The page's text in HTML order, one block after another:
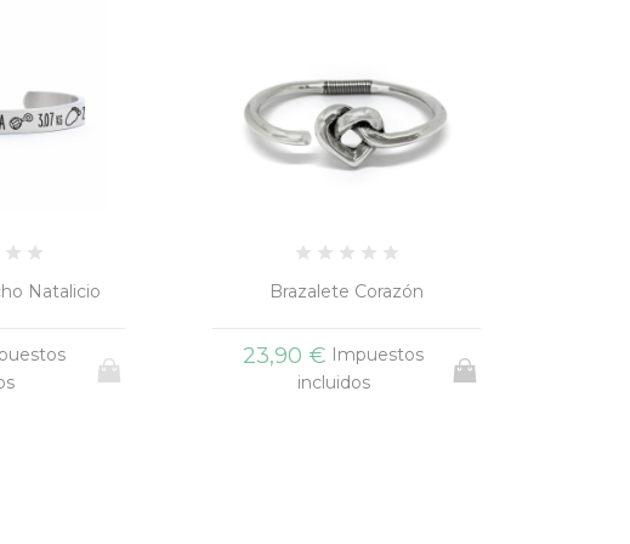
Natalicio Brazalete Corazón
23,90 € Impuestos
incluidos